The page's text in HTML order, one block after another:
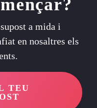
a mida i
en nosaltres els
TEU